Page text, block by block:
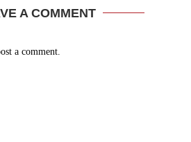
A COMMENT
a comment.